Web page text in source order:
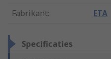
Fabrikant: ETA
Specificaties